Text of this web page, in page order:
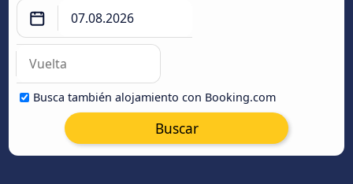
Busca también alojamiento con Booking.com
Buscar